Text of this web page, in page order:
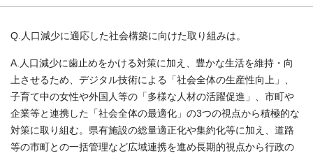
Q.人口減少に適応した社会構築に向けた取り組みは。
A.人口減少に歯止めをかける対策に加え、豊かな生活を維持・向
上させるため、デジタル技術による「社会全体の生産性向上」、
子育て中の女性や外国人等の「多様な人材の活躍促進」、市町や
企業等と連携した「社会全体の最適化」の3つの視点から積極的な
対策に取り組む。県有施設の総量適正化や集約化等に加え、道路
等の市町との一括管理など広域連携を進め長期的視点から行政の